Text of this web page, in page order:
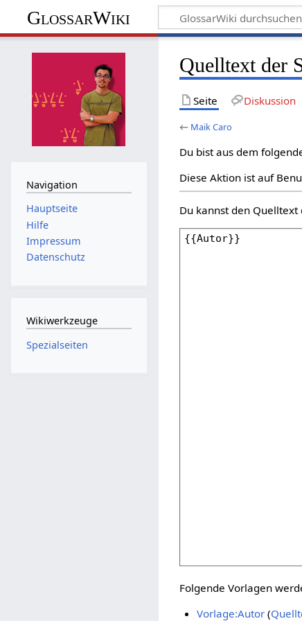
GlossarWiki
Quelltext der
Seite Diskussion
← Maik Caro
Du bist aus dem
Diese Aktion ist auf
Du kannst den
Folgende Vorlagen
Vorlage:Autor(
Navigation
Hauptseite
Hilfe
Impressum
Datenschutz
Wikiwerkzeuge
Spezialseiten